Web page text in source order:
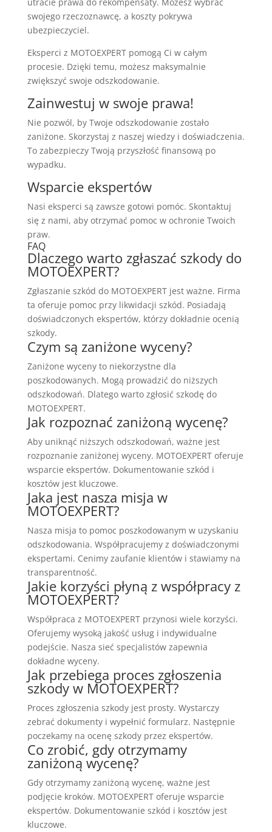
swojego rzeczoznawcę, a koszty pokrywa
ubezpieczyciel.
Eksperci z MOTOEXPERT pomogą Ci w całym
procesie. Dzięki temu, możesz maksymalnie
zwiększyć swoje odszkodowanie.
Zainwestuj w swoje prawa!
Nie pozwól, by Twoje odszkodowanie zostało
zaniżone. Skorzystaj z naszej wiedzy i doświadczenia.
To zabezpieczy Twoją przyszłość finansową po
wypadku.
Wsparcie ekspertów
Nasi eksperci są zawsze gotowi pomóc. Skontaktuj
się z nami, aby otrzymać pomoc w ochronie Twoich
praw.
FAQ
Dlaczego warto zgłaszać szkody do
MOTOEXPERT?
Zgłaszanie szkód do MOTOEXPERT jest ważne. Firma
ta oferuje pomoc przy likwidacji szkód. Posiadają
doświadczonych ekspertów, którzy dokładnie ocenią
szkody.
Czym są zaniżone wyceny?
Zaniżone wyceny to niekorzystne dla
poszkodowanych. Mogą prowadzić do niższych
odszkodowań. Dlatego warto zgłosić szkodę do
MOTOEXPERT.
Jak rozpoznać zaniżoną wycenę?
Aby uniknąć niższych odszkodowań, ważne jest
rozpoznanie zaniżonej wyceny. MOTOEXPERT oferuje
wsparcie ekspertów. Dokumentowanie szkód i
kosztów jest kluczowe.
Jaka jest nasza misja w
MOTOEXPERT?
Nasza misja to pomoc poszkodowanym w uzyskaniu
odszkodowania. Współpracujemy z doświadczonymi
ekspertami. Cenimy zaufanie klientów i stawiamy na
transparentność.
Jakie korzyści płyną z współpracy z
MOTOEXPERT?
Współpraca z MOTOEXPERT przynosi wiele korzyści.
Oferujemy wysoką jakość usług i indywidualne
podejście. Nasza sieć specjalistów zapewnia
dokładne wyceny.
Jak przebiega proces zgłoszenia
szkody w MOTOEXPERT?
Proces zgłoszenia szkody jest prosty. Wystarczy
zebrać dokumenty i wypełnić formularz. Następnie
poczekamy na ocenę szkody przez ekspertów.
Co zrobić, gdy otrzymamy
zaniżoną wycenę?
Gdy otrzymamy zaniżoną wycenę, ważne jest
podjęcie kroków. MOTOEXPERT oferuje wsparcie
ekspertów. Dokumentowanie szkód i kosztów jest
kluczowe.